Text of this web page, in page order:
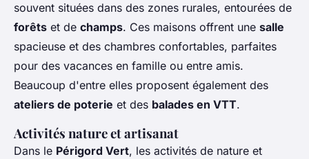
souvent situées dans des zones rurales, entourées de
forêts et de champs. Ces maisons offrent une salle
spacieuse et des chambres confortables, parfaites
pour des vacances en famille ou entre amis.
Beaucoup d'entre elles proposent également des
ateliers de poterie et des balades en VTT.
Activités nature et artisanat
Dans le Périgord Vert, les activités de nature et